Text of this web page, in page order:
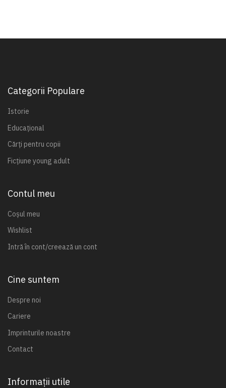
Categorii Populare
Istorie
Educațional
Cărți pentru copii
Ficțiune young adult
Contul meu
Coșul meu
Wishlist
Intră în cont/creează un cont
Cine suntem
Despre noi
Cariere
Imprinturile noastre
Contact
Informații utile